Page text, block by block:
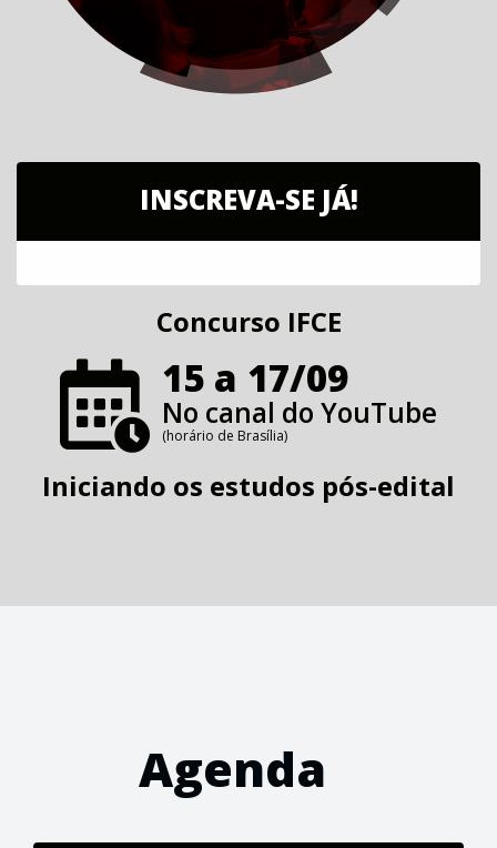
INSCREVA-SE JÁ!
Concurso IFCE
15 a 17/09
No canal do YouTube
(horário de Brasília)
Iniciando os estudos pós-edital
Agenda